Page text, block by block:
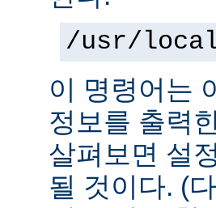
/usr/
이 명령어는
정보를 출력
살펴보면 설
될 것이다. (